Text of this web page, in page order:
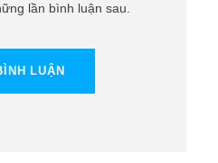
lần bình luận sau.